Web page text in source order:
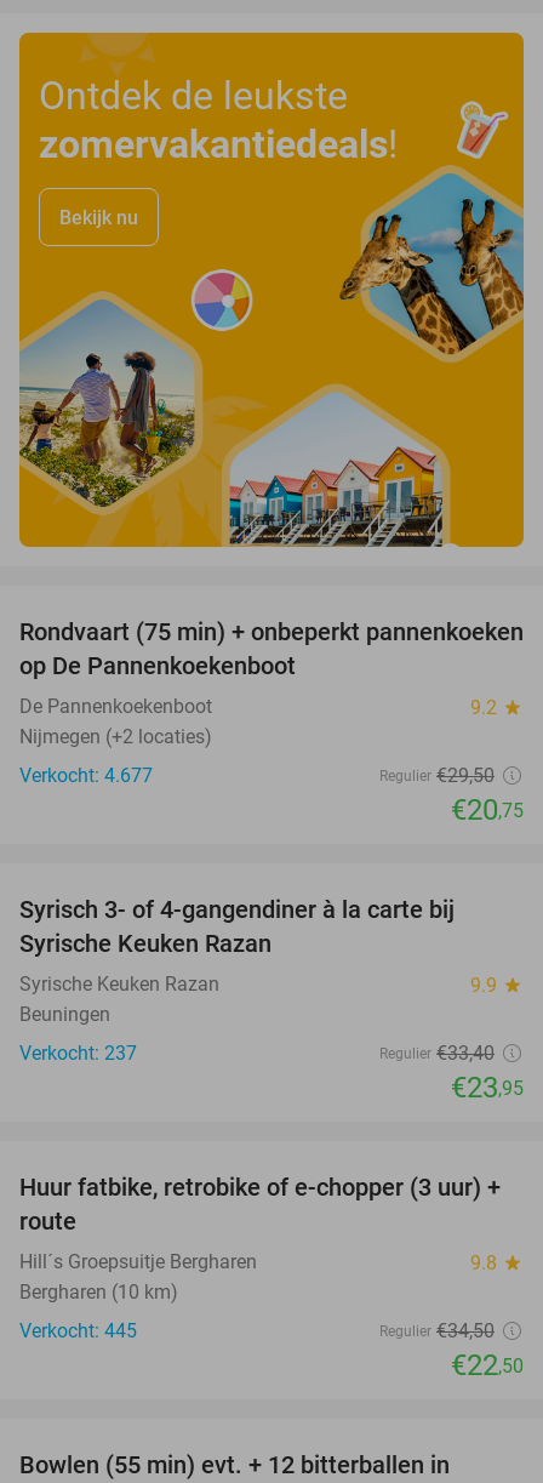
Ontdek de leukste
zomervakantiedeals!
Bekijk nu
30%
Rondvaart (75 min) + onbeperkt pannenkoeken
op De Pannenkoekenboot
De Pannenkoekenboot 9.2 star
Nijmegen (+2 locaties)
Verkocht: 4.677
Regulier €29,50
€20,75
Syrisch 3- of 4-gangendiner à la carte bij
Syrische Keuken Razan
Syrische Keuken Razan 9.9 star
Beuningen
Verkocht: 237
Regulier €33,40
€23,95
35%
Huur fatbike, retrobike of e-chopper (3 uur) +
route
Hill´s Groepsuitje Bergharen 9.8 star
Bergharen (10 km)
Verkocht: 445
Regulier €34,50
€22,50
Bowlen (55 min) evt. + 12 bitterballen in